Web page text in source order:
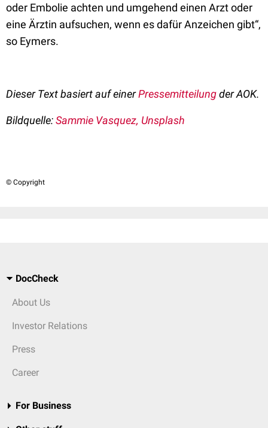
oder Embolie achten und umgehend einen Arzt oder
eine Ärztin aufsuchen, wenn es dafür Anzeichen gibt“,
so Eymers.
Dieser Text basiert auf einerPressemitteilungder AOK.
Bildquelle:Sammie Vasquez, Unsplash
© Copyright
DocCheck
About Us
Investor Relations
Press
Career
For Business